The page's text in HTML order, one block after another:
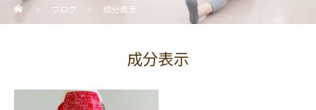
ブログ 成分表示
成分表示